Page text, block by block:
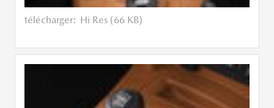
télécharger: Hi Res (66 KB)